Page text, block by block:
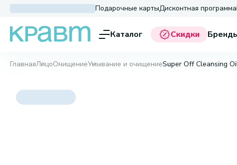
Подарочные картыДисконтная программа
Каталог Скидки
ГлавнаяЛицоОчищениеУмывание и очищениеSuper Off Cleansing